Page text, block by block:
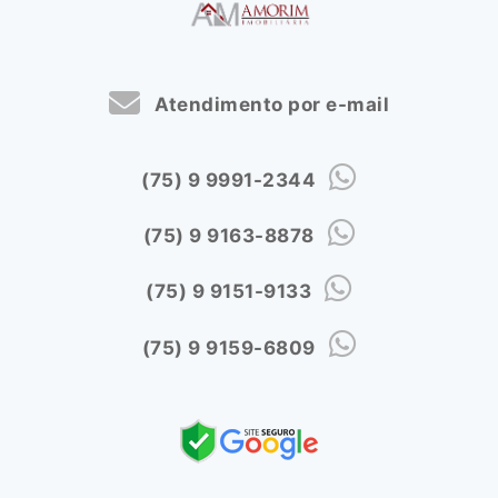
Atendimento por e-mail
(75) 9 9991-2344
(75) 9 9163-8878
(75) 9 9151-9133
(75) 9 9159-6809